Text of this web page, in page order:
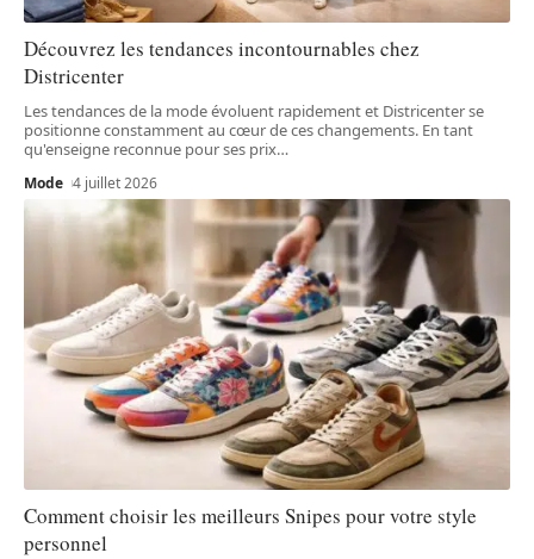
Découvrez les tendances incontournables chez
Districenter
Les tendances de la mode évoluent rapidement et Districenter se
positionne constamment au cœur de ces changements. En tant
qu'enseigne reconnue pour ses prix…
Mode 4 juillet 2026
Comment choisir les meilleurs Snipes pour votre style
personnel